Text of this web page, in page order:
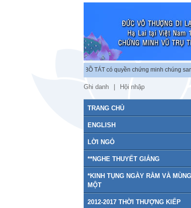
lập chứng minh vũ trụ. BỒ TÁT có quyền chứng minh chúng sanh
Ghi danh Hội nhập
TRANG CHỦ
ENGLISH
LỜI NGỎ
**NGHE THUYẾT GIẢNG
*KINH TỤNG NGÀY RẰM VÀ MÙNG
MỘT
2012-2017 THỜI THƯỢNG KIẾP